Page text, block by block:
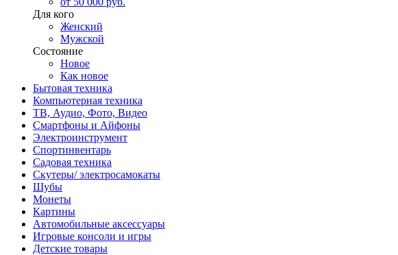
Для кого
Женский
Мужской
Состояние
Новое
Как новое
Бытовая техника
Компьютерная техника
ТВ, Аудио, Фото, Видео
Смартфоны и Айфоны
Электроинструмент
Спортинвентарь
Садовая техника
Скутеры/ электросамокаты
Шубы
Монеты
Картины
Автомобильные аксессуары
Игровые консоли и игры
Детские товары